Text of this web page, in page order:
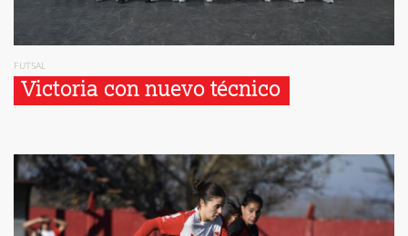
FUTSAL
Victoria con nuevo técnico